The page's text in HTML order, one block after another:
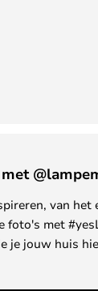
van het
foto's met
je jouw huis